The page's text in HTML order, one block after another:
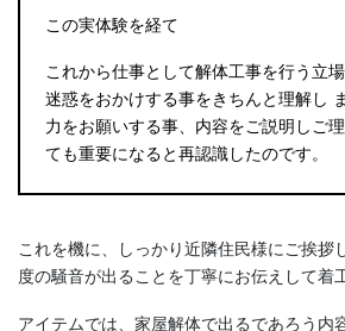
この実体験を経て
これから仕事として解体工事を行う立
迷惑をおかけする事をきちんと理解し
力をお願いする事、内容をご説明しご
ても重要になると再認識したのです。
これを機に、しっかり近隣住民様にご挨拶
度の騒音が出ることを丁寧にお伝えして着
アイテムでは、家屋解体で出るであろう内